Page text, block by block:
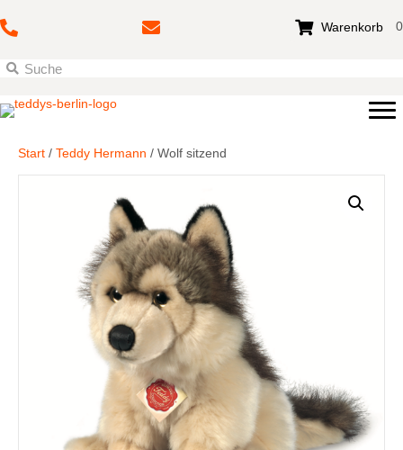
Warenkorb 0
Start / Teddy Hermann / Wolf sitzend